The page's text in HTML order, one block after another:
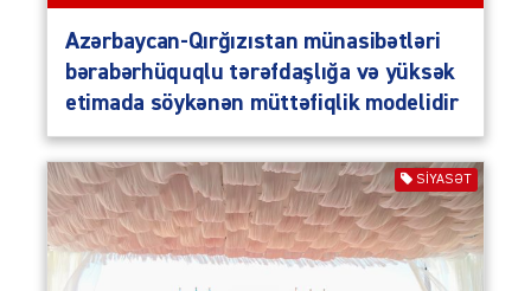
Azərbaycan-Qırğızıstan münasibətləri
bərabərhüquqlu tərəfdaşlığa və yüksək
etimada söykənən müttəfiqlik modelidir
SIYASƏT